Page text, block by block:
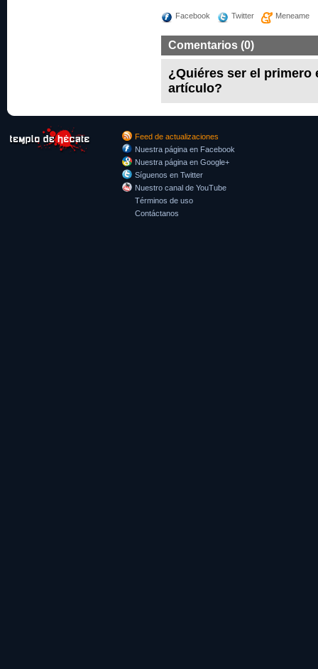
Facebook Twitter Meneame
Comentarios (0)
¿Quiéres ser el primero
artículo?
Feed de actualizaciones
Nuestra página en Facebook
Nuestra página en Google+
Síguenos en Twitter
Nuestro canal de YouTube
Términos de uso
Contáctanos